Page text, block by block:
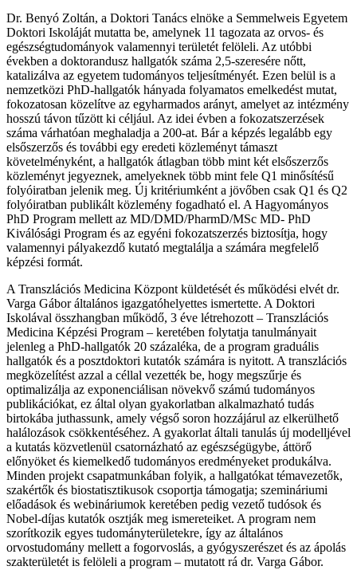
Dr. Benyó Zoltán, a Doktori Tanács elnöke a Semmelweis Egyetem
Doktori Iskoláját mutatta be, amelynek 11 tagozata az orvos- és
egészségtudományok valamennyi területét felöleli. Az utóbbi
években a doktorandusz hallgatók száma 2,5-szeresére nőtt,
katalizálva az egyetem tudományos teljesítményét. Ezen belül is a
nemzetközi PhD-hallgatók hányada folyamatos emelkedést mutat,
fokozatosan közelítve az egyharmados arányt, amelyet az intézmény
hosszú távon tűzött ki céljául. Az idei évben a fokozatszerzések
száma várhatóan meghaladja a 200-at. Bár a képzés legalább egy
elsőszerzős és további egy eredeti közleményt támaszt
követelményként, a hallgatók átlagban több mint két elsőszerzős
közleményt jegyeznek, amelyeknek több mint fele Q1 minősítésű
folyóiratban jelenik meg. Új kritériumként a jövőben csak Q1 és Q2
folyóiratban publikált közlemény fogadható el. A Hagyományos
PhD Program mellett az MD/DMD/PharmD/MSc MD- PhD
Kiválósági Program és az egyéni fokozatszerzés biztosítja, hogy
valamennyi pályakezdő kutató megtalálja a számára megfelelő
képzési formát.
A Transzlációs Medicina Központ küldetését és működési elvét dr.
Varga Gábor általános igazgatóhelyettes ismertette. A Doktori
Iskolával összhangban működő, 3 éve létrehozott – Transzlációs
Medicina Képzési Program – keretében folytatja tanulmányait
jelenleg a PhD-hallgatók 20 százaléka, de a program graduális
hallgatók és a posztdoktori kutatók számára is nyitott. A transzlációs
megközelítést azzal a céllal vezették be, hogy megszűrje és
optimalizálja az exponenciálisan növekvő számú tudományos
publikációkat, ez által olyan gyakorlatban alkalmazható tudás
birtokába juthassunk, amely végső soron hozzájárul az elkerülhető
halálozások csökkentéséhez. A gyakorlat általi tanulás új modelljével
a kutatás közvetlenül csatornázható az egészségügybe, áttörő
előnyöket és kiemelkedő tudományos eredményeket produkálva.
Minden projekt csapatmunkában folyik, a hallgatókat témavezetők,
szakértők és biostatisztikusok csoportja támogatja; szemináriumi
előadások és webináriumok keretében pedig vezető tudósok és
Nobel-díjas kutatók osztják meg ismereteiket. A program nem
szorítkozik egyes tudományterületekre, így az általános
orvostudomány mellett a fogorvoslás, a gyógyszerészet és az ápolás
szakterületét is felöleli a program – mutatott rá dr. Varga Gábor.